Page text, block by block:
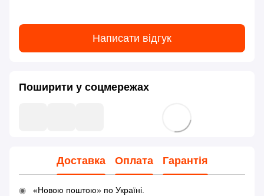
Написати відгук
Поширити у соцмережах
Доставка Оплата Гарантія
«Новою поштою» по Україні.